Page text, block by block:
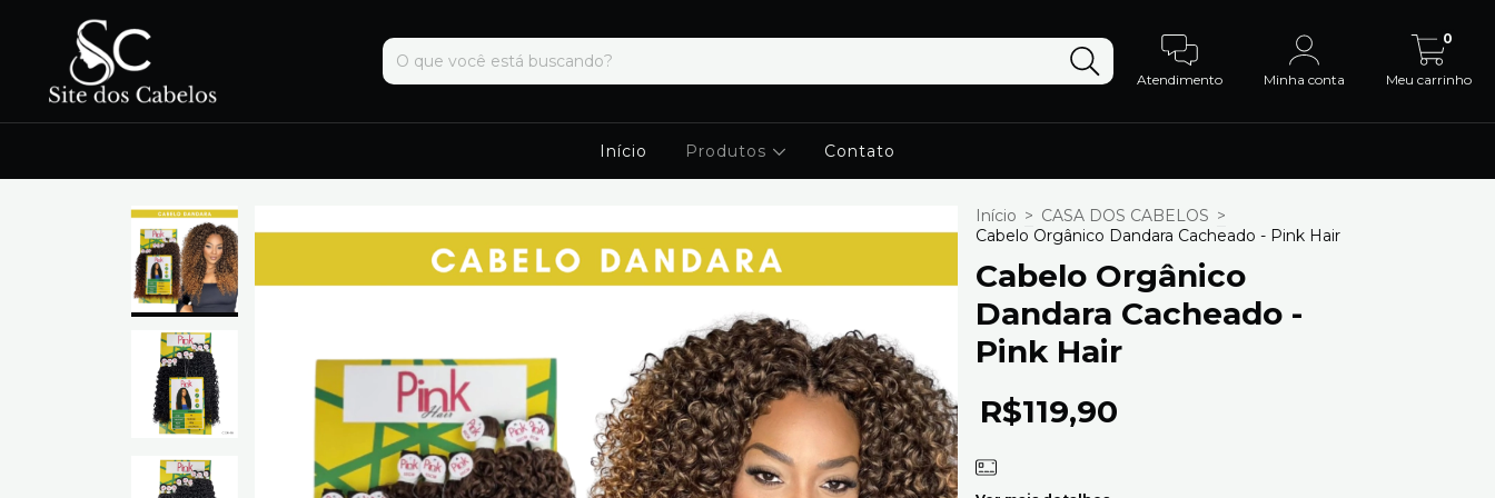
Atendimento Minha conta Meu carrinho
0
Início Produtos Contato
Início > CASA DOS CABELOS >
Cabelo Orgânico Dandara Cacheado - Pink Hair
Cabelo Orgânico
Dandara Cacheado -
Pink Hair
R$119,90